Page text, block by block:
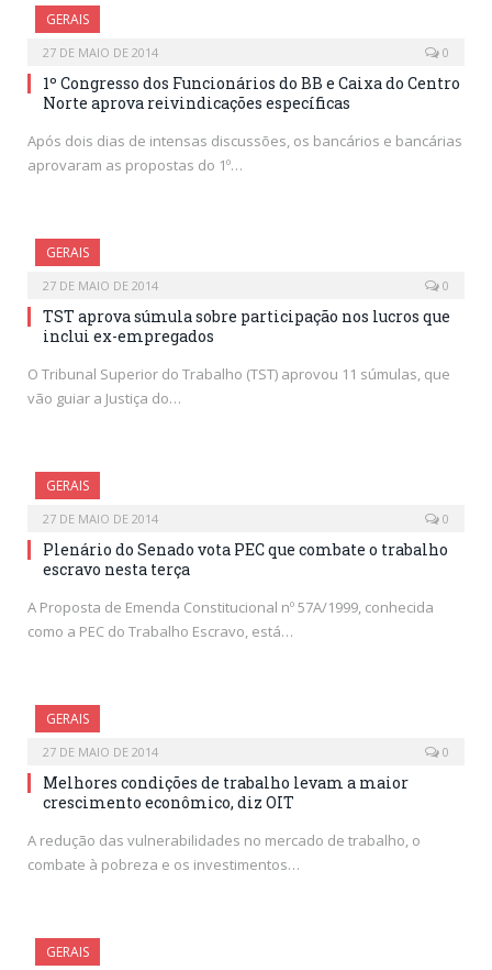
GERAIS
27 DE MAIO DE 2014 0
1º Congresso dos Funcionários do BB e Caixa do Centro
Norte aprova reivindicações específicas
Após dois dias de intensas discussões, os bancários e bancárias
aprovaram as propostas do 1º…
GERAIS
27 DE MAIO DE 2014 0
TST aprova súmula sobre participação nos lucros que
inclui ex-empregados
O Tribunal Superior do Trabalho (TST) aprovou 11 súmulas, que
vão guiar a Justiça do…
GERAIS
27 DE MAIO DE 2014 0
Plenário do Senado vota PEC que combate o trabalho
escravo nesta terça
A Proposta de Emenda Constitucional nº 57A/1999, conhecida
como a PEC do Trabalho Escravo, está…
GERAIS
27 DE MAIO DE 2014 0
Melhores condições de trabalho levam a maior
crescimento econômico, diz OIT
A redução das vulnerabilidades no mercado de trabalho, o
combate à pobreza e os investimentos…
GERAIS